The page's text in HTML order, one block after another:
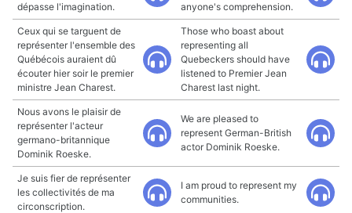
dépasse l'imagination.
anyone's comprehension.
Ceux qui se targuent de
représenter l'ensemble des
Québécois auraient dû
écouter hier soir le premier
ministre Jean Charest.
Those who boast about
representing all
Quebeckers should have
listened to Premier Jean
Charest last night.
Nous avons le plaisir de
représenter l'acteur
germano-britannique
Dominik Roeske.
We are pleased to
represent German-British
actor Dominik Roeske.
Je suis fier de représenter
les collectivités de ma
circonscription.
I am proud to represent my
communities.